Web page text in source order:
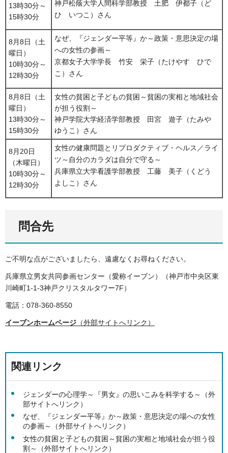
13時30分～
15時30分
神戸松蔭大学人間科学部教授 土肥 伊都子（ど
ひ いつこ）さん
8月8日（土
曜日）
10時30分～
12時30分
なぜ、『ジェンダー平等』か～政策・意思決定の場
への女性の参画～
京都女子大学学長 竹安 栄子（たけやす ひで
こ）さん
8月8日（土
曜日）
13時30分～
15時30分
女性の貧困と子どもの貧困～貧困の実相と地域社会
が担う役割～
神戸学院大学経済学部教授 田宮 遊子（たみや
ゆうこ）さん
8月20日
（木曜日）
10時30分～
12時30分
女性の健康問題とリプロダクティブ・ヘルス／ライ
ツ～自分のカラダは自分で守る～
兵庫県立大学看護学部教授 工藤 美子（くどう
よしこ）さん
問合先
ご不明な点がございましたら、遠慮なくお尋ねください。
兵庫県立男女共同参画センター（愛称イーブン）（神戸市中央区東
川崎町1-1-3神戸クリスタルタワー7F）
電話：078-360-8550
イーブンホームページ （外部サイトへリンク）
関連リンク
ジェンダーの心理学～『男女』の思いこみを科学する～（外
部サイトへリンク）
なぜ、『ジェンダー平等』か～政策・意思決定の場への女性
の参画～（外部サイトへリンク）
女性の貧困と子どもの貧困～貧困の実相と地域社会が担う役
割～（外部サイトへリンク）